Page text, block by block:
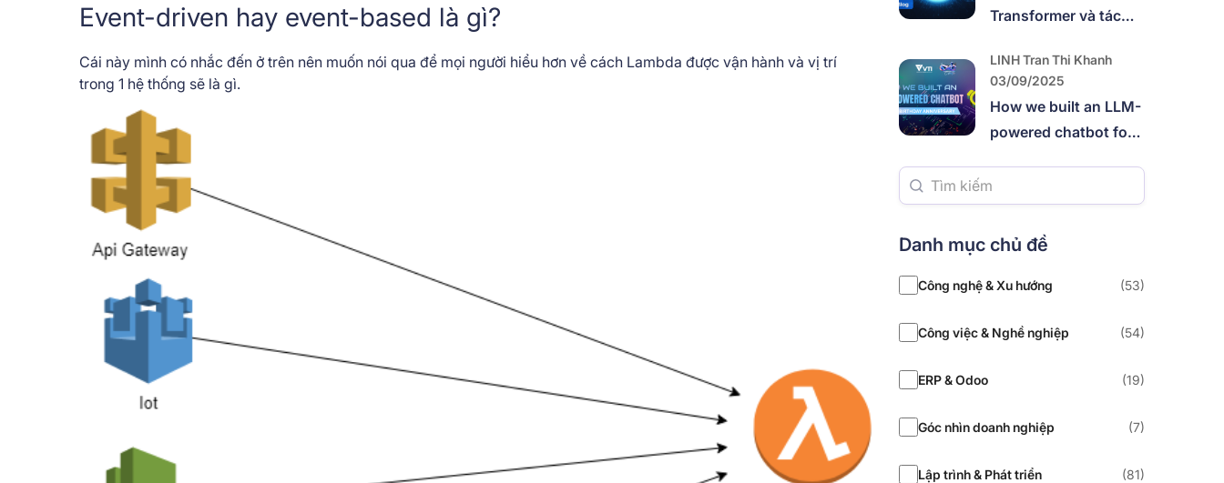
Event-driven hay event-based là gì?
Cái này mình có nhắc đến ở trên nên muốn nói qua để mọi người hiểu hơn về cách Lambda được vận hành và vị trí
trong 1 hệ thống sẽ là gì.
Transformer và tác
Trí tuệ nhân tạo thế
hệ mới (GenAI)
LINH Tran Thi Khanh
03/09/2025
How we built an LLM-
powered chatbot for
Danh mục chủ đề
Công nghệ & Xu hướng (53)
Công việc & Nghề nghiệp (54)
ERP & Odoo (19)
Góc nhìn doanh nghiệp (7)
Lập trình & Phát triển (81)